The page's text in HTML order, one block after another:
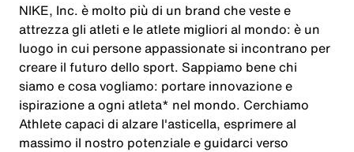
NIKE, Inc. è molto più di un brand che veste e
attrezza gli atleti e le atlete migliori al mondo: è un
luogo in cui persone appassionate si incontrano per
creare il futuro dello sport. Sappiamo bene chi
siamo e cosa vogliamo: portare innovazione e
ispirazione a ogni atleta* nel mondo. Cerchiamo
Athlete capaci di alzare l'asticella, esprimere al
massimo il nostro potenziale e guidarci verso